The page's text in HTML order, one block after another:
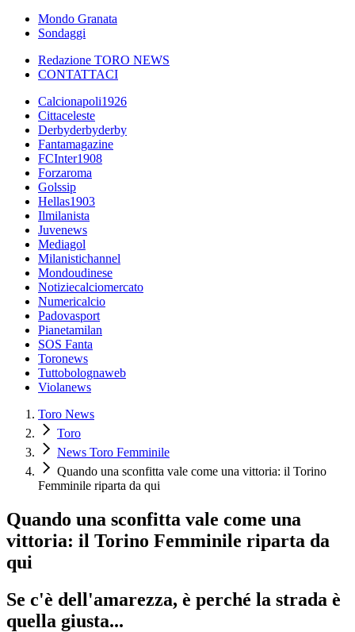
Mondo Granata
Sondaggi
Redazione TORO NEWS
CONTATTACI
Calcionapoli1926
Cittaceleste
Derbyderbyderby
Fantamagazine
FCInter1908
Forzaroma
Golssip
Hellas1903
Ilmilanista
Juvenews
Mediagol
Milanistichannel
Mondoudinese
Notiziecalciomercato
Numericalcio
Padovasport
Pianetamilan
SOS Fanta
Toronews
Tuttobolognaweb
Violanews
Toro News
Toro
News Toro Femminile
Quando una sconfitta vale come una vittoria: il Torino
Femminile riparta da qui
Quando una sconfitta vale come una
vittoria: il Torino Femminile riparta da
qui
Se c'è dell'amarezza, è perché la strada è
quella giusta...